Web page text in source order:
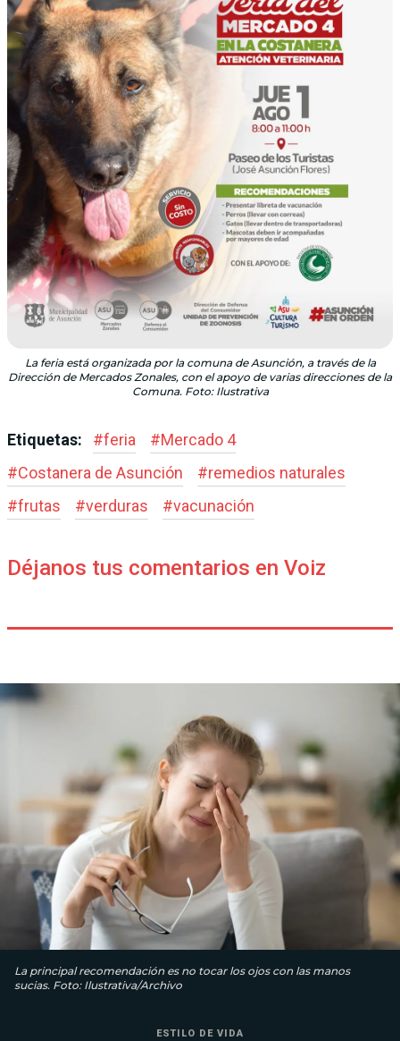
La feria está organizada por la comuna de Asunción, a través de la
Dirección de Mercados Zonales, con el apoyo de varias direcciones de la
Comuna. Foto: Ilustrativa
Etiquetas: #feria #Mercado 4
#Costanera de Asunción #remedios naturales
#frutas #verduras #vacunación
Déjanos tus comentarios en Voiz
La principal recomendación es no tocar los ojos con las manos
sucias. Foto: Ilustrativa/Archivo
ESTILO DE VIDA